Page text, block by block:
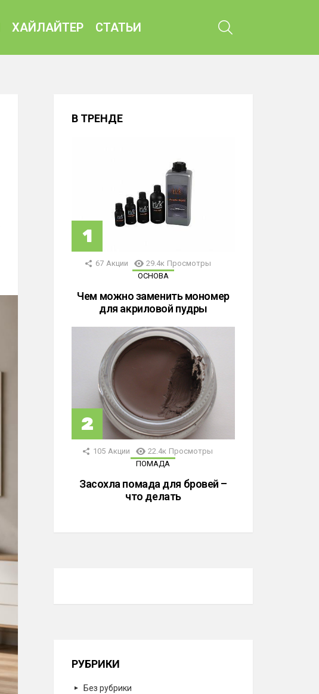
ХАЙЛАЙТЕР СТАТЬИ
В ТРЕНДЕ
67 Акции 29.4к Просмотры
ОСНОВА
Чем можно заменить мономер
для акриловой пудры
105 Акции 22.4к Просмотры
ПОМАДА
Засохла помада для бровей –
что делать
РУБРИКИ
Без рубрики